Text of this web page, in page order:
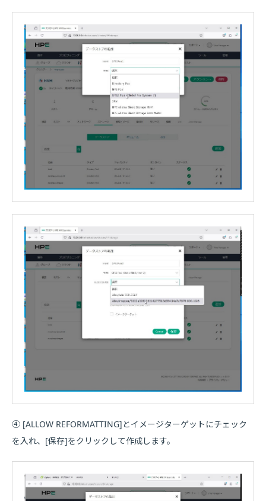
④ [ALLOW REFORMATTING]とイメージターゲットにチェック
を入れ、[保存]をクリックして作成します。